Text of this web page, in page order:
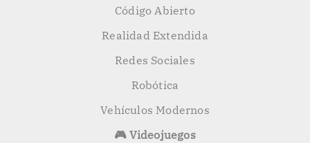
Código Abierto
Realidad Extendida
Redes Sociales
Robótica
Vehículos Modernos
🎮 Videojuegos